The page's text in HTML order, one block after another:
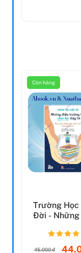
Còn hàng
Đời - Những
Trường Lớp